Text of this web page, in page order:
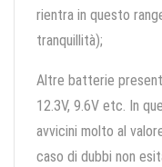
rientra in questo
tranquillità);
Altre batterie
12.3V, 9.6V etc. In
avvicini molto al
caso di dubbi non